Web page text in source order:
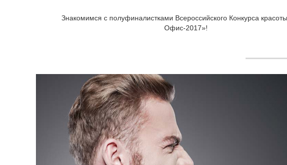
Знакомимся с полуфиналистками Всероссийского Конкурса
Офис-2017»!